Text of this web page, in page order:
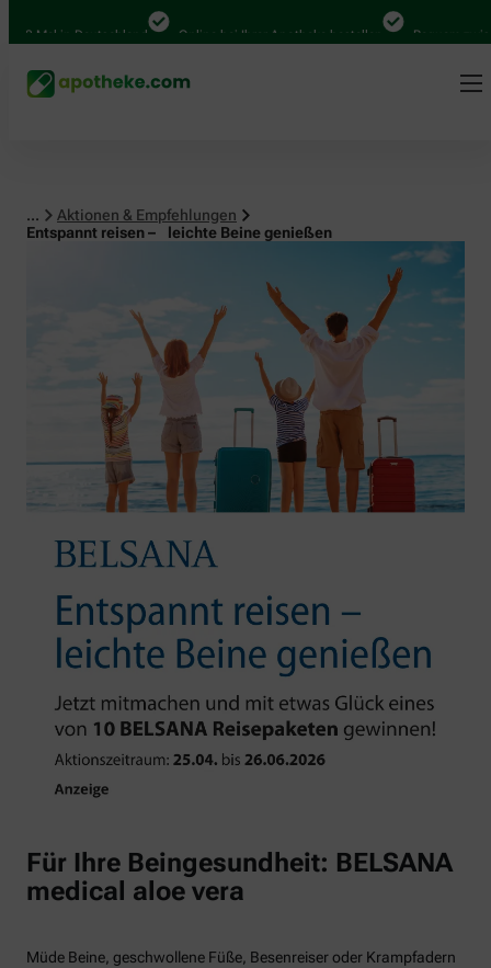
in Deutschland Online bei Ihrer Apotheke bestellen Bequem zwischen
...
Aktionen & Empfehlungen
Entspannt reisen – leichte Beine genießen
Für Ihre Beingesundheit: BELSANA
medical aloe vera
Müde Beine, geschwollene Füße, Besenreiser oder Krampfadern